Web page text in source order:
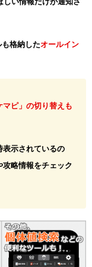
格納したオールイン
ピ」の切り替えも
表示されているの
略情報をチェック